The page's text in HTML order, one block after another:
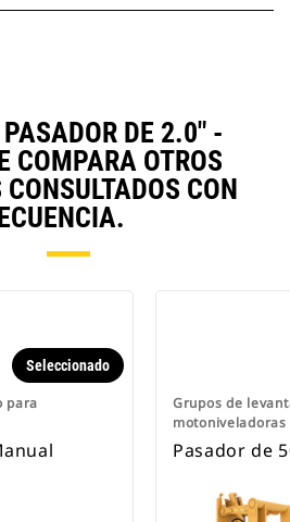
DE 2.0" -
COMPARA OTROS
CON
para
Seleccionado
Grupos de
motoniveladoras
Pasador de